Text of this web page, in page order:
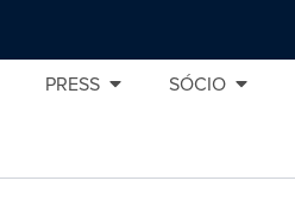
PRESS SÓCIO